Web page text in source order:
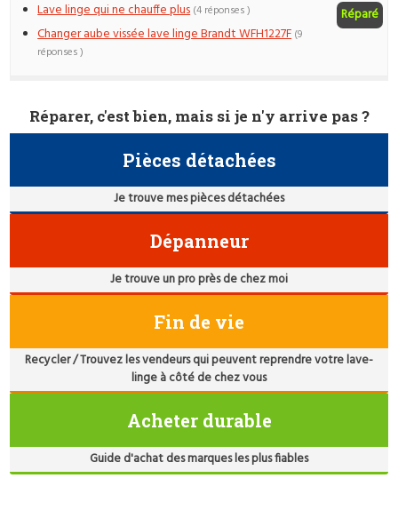
Lave linge qui ne chauffe plus Réparé
(4 réponses )
Changer aube vissée lave linge Brandt WFH1227F (9
réponses )
Réparer, c'est bien, mais si je n'y arrive pas ?
Pièces détachées
Je trouve mes pièces détachées
Dépanneur
Je trouve un pro près de chez moi
Fin de vie
Recycler / Trouvez les vendeurs qui peuvent reprendre votre lave-
linge à côté de chez vous
Acheter durable
Guide d'achat des marques les plus fiables